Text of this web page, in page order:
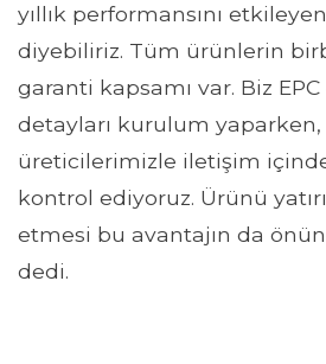
yıllık performansını
diyebiliriz. Tüm ürünlerin
garanti kapsamı var. Biz
detayları kurulum
üreticilerimizle iletişim
kontrol ediyoruz. Ürünü
etmesi bu avantajın da
dedi.